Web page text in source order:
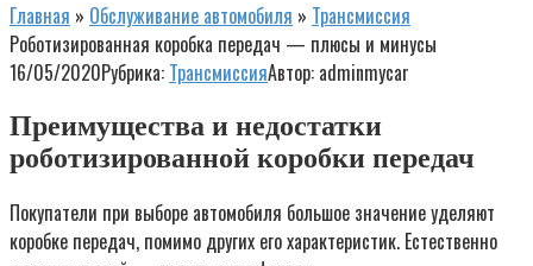
Главная » Обслуживание автомобиля » Трансмиссия
Роботизированная коробка передач — плюсы и минусы
16/05/2020Рубрика: ТрансмиссияАвтор: adminmycar
Преимущества и недостатки
роботизированной коробки передач
Покупатели при выборе автомобиля большое значение уделяют
коробке передач, помимо других его характеристик. Естественно